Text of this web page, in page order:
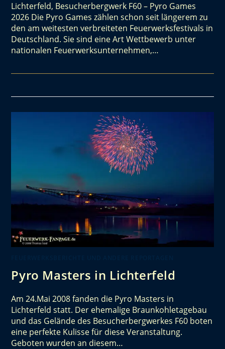
Lichterfeld, Besucherbergwerk F60 – Pyro Games
2026 Die Pyro Games zählen schon seit längerem zu
den am weitesten verbreiteten Feuerwerksfestivals in
Deutschland. Sie sind eine Art Wettbewerb unter
nationalen Feuerwerksunternehmen,…
Pyro Masters in Lichterfeld
Am 24.Mai 2008 fanden die Pyro Masters in
Lichterfeld statt. Der ehemalige Braunkohletagebau
und das Gelände des Besucherbergwerkes F60 boten
eine perfekte Kulisse für diese Veranstaltung.
Geboten wurden an diesem…